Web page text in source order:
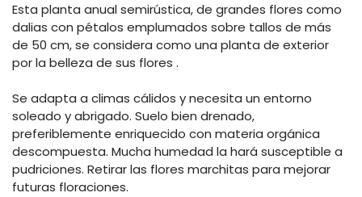
Esta planta anual semirústica, de grandes flores como
dalias con pétalos emplumados sobre tallos de más
de 50 cm, se considera como una planta de exterior
por la belleza de sus flores .
Se adapta a climas cálidos y necesita un entorno
soleado y abrigado. Suelo bien drenado,
preferiblemente enriquecido con materia orgánica
descompuesta. Mucha humedad la hará susceptible a
pudriciones. Retirar las flores marchitas para mejorar
futuras floraciones.